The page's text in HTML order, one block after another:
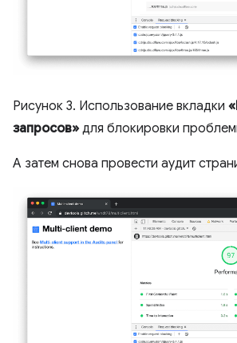
Рисунок 3. Использование вкладки
запросов» для блокировки
А затем снова провести аудит